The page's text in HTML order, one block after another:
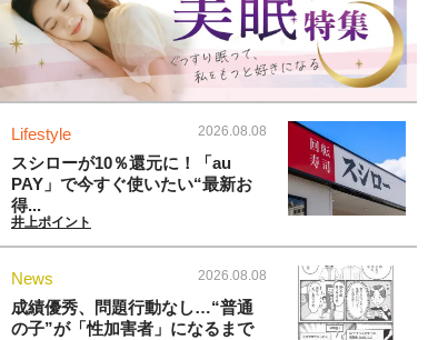
Lifestyle 2026.08.08
スシローが10％還元に！「au
PAY」で今すぐ使いたい“最新お
得...
井上ポイント
News 2026.08.08
成績優秀、問題行動なし…“普通
の子”が「性加害者」になるまで